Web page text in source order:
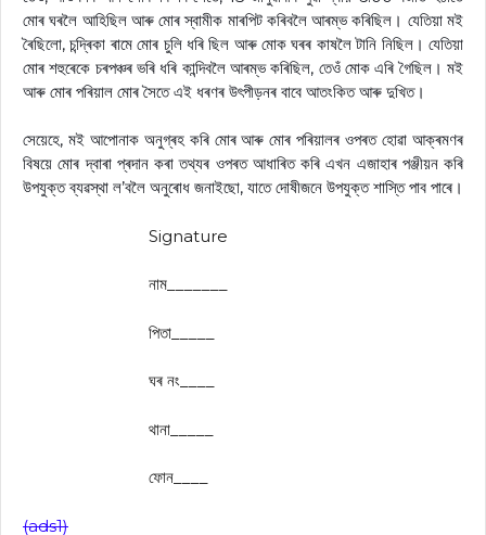
মোৰ ঘৰলৈ আহিছিল আৰু মোৰ স্বামীক মাৰপিট কৰিবলৈ আৰম্ভ কৰিছিল। যেতিয়া মই
ৰৈছিলো, চন্দ্ৰিকা ৰামে মোৰ চুলি ধৰি ছিল আৰু মোক ঘৰৰ কাষলৈ টানি নিছিল। যেতিয়া
মোৰ শহুৰেকে চৰপঞ্চৰ ভৰি ধৰি কান্দিবলৈ আৰম্ভ কৰিছিল, তেওঁ মোক এৰি গৈছিল। মই
আৰু মোৰ পৰিয়াল মোৰ সৈতে এই ধৰণৰ উৎপীড়নৰ বাবে আতংকিত আৰু দুখিত।
সেয়েহে, মই আপোনাক অনুগ্ৰহ কৰি মোৰ আৰু মোৰ পৰিয়ালৰ ওপৰত হোৱা আক্ৰমণৰ
বিষয়ে মোৰ দ্বাৰা প্ৰদান কৰা তথ্যৰ ওপৰত আধাৰিত কৰি এখন এজাহাৰ পঞ্জীয়ন কৰি
উপযুক্ত ব্যৱস্থা ল’বলৈ অনুৰোধ জনাইছো, যাতে দোষীজনে উপযুক্ত শাস্তি পাব পাৰে।
Signature
নাম_______
পিতা_____
ঘৰ নং____
থানা_____
ফোন____
(ads1)